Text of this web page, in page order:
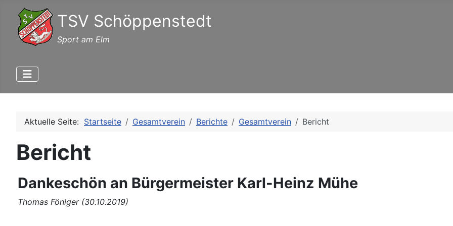
TSV Schöppenstedt
Sport am Elm
Aktuelle Seite: Startseite Gesamtverein Berichte Gesamtverein Bericht
Bericht
Dankeschön an Bürgermeister Karl-Heinz Mühe
Thomas Föniger (30.10.2019)